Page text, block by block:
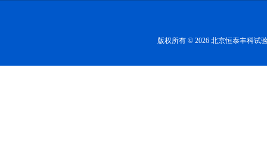
版权所有 © 2026 北京恒泰丰科试